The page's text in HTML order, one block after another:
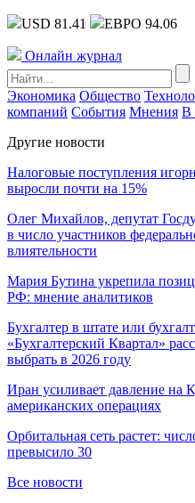
USD 81.41 ЕВРО 94.06
Онлайн журнал
Экономика Общество
компаний События Мнения В
Другие новости
Налоговые поступления
выросли почти на 15%
Олег Михайлов, депутат
в число участников
влиятельности
Мария Бутина укрепила
РФ: мнение аналитиков
Бухгалтер в штате или
«Бухгалтерский Квартал»
выбрать в 2026 году
Иран усиливает давление на
американских операциях
Орбитальная сеть растет:
превысило 30
Все новости